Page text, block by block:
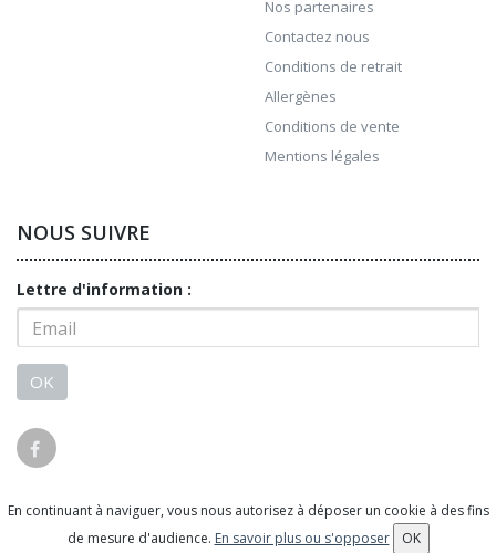
Nos partenaires
Contactez nous
Conditions de retrait
Allergènes
Conditions de vente
Mentions légales
NOUS SUIVRE
Lettre d'information :
OK
© 2026 - LogicielSaasFood - Logiciel de gestion de
commande sur internet et en magasin
En continuant à naviguer, vous nous autorisez à déposer un cookie à des fins
de mesure d'audience. En savoir plus ou s'opposer OK